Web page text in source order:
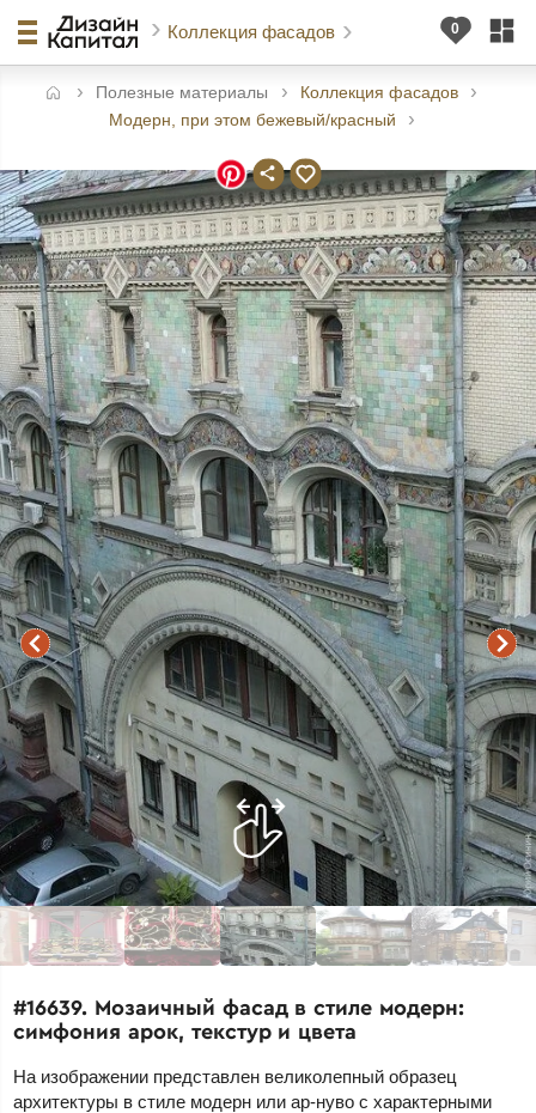
Коллекция фасадов
Полезные материалы
Коллекция фасадов
Модерн, при этом бежевый/красный
#16639. Мозаичный фасад в стиле модерн:
симфония арок, текстур и цвета
На изображении представлен великолепный образец
архитектуры в стиле модерн или ар-нуво с характерными